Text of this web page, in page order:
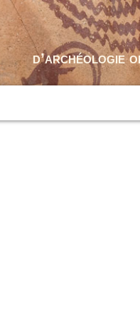
d’archéologie